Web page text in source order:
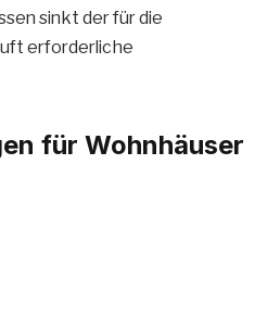
sinkt der für die
erforderliche
für Wohnhäuser